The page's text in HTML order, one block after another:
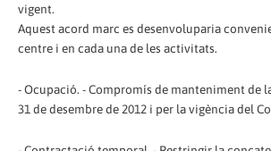
vigent.
Aquest acord marc es desenvoluparia
centre i en cada una de les activitats.
- Ocupació. - Compromís de manteniment de
31 de desembre de 2012 i per la vigència del